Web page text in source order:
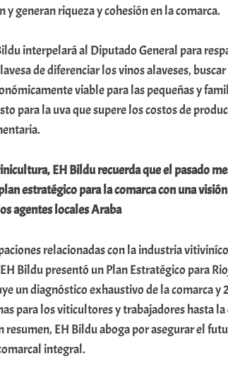
generan riqueza y cohesión en la comarca.
interpelará al Diputado General para
de diferenciar los vinos alaveses,
viable para las pequeñas y
para la uva que supere los costos de
EH Bildu recuerda que el pasado
estratégico para la comarca con una
agentes locales Araba
relacionadas con la industria
Bildu presentó un Plan Estratégico para
un diagnóstico exhaustivo de la comarca y
para los viticultores y trabajadores hasta
resumen, EH Bildu aboga por asegurar el
integral.